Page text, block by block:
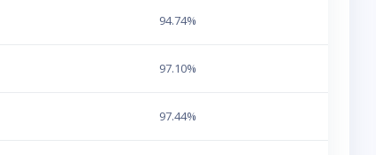
94.74%
97.10%
97.44%